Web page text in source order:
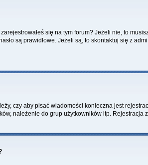
się na tym forum? Jeżeli nie, to
są prawidłowe. Jeżeli są, to skontaktuj się z
czy aby pisać wiadomości konieczna jest
należenie do grup użytkowników itp. Rejestracja